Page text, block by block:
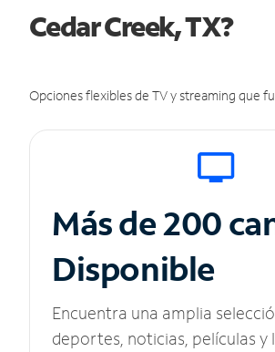
Cedar Creek, TX?
Opciones flexibles de TV y streaming que
Más de 200
Disponible
Encuentra una amplia
deportes, noticias, películas